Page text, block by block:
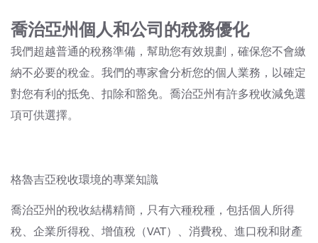
喬治亞州個人和公司的稅務優化
我們超越普通的稅務準備，幫助您有效規劃，確保您不會繳
納不必要的稅金。我們的專家會分析您的個人業務，以確定
對您有利的抵免、扣除和豁免。喬治亞州有許多稅收減免選
項可供選擇。
格魯吉亞稅收環境的專業知識
喬治亞州的稅收結構精簡，只有六種稅種，包括個人所得
稅、企業所得稅、增值稅（VAT）、消費稅、進口稅和財產